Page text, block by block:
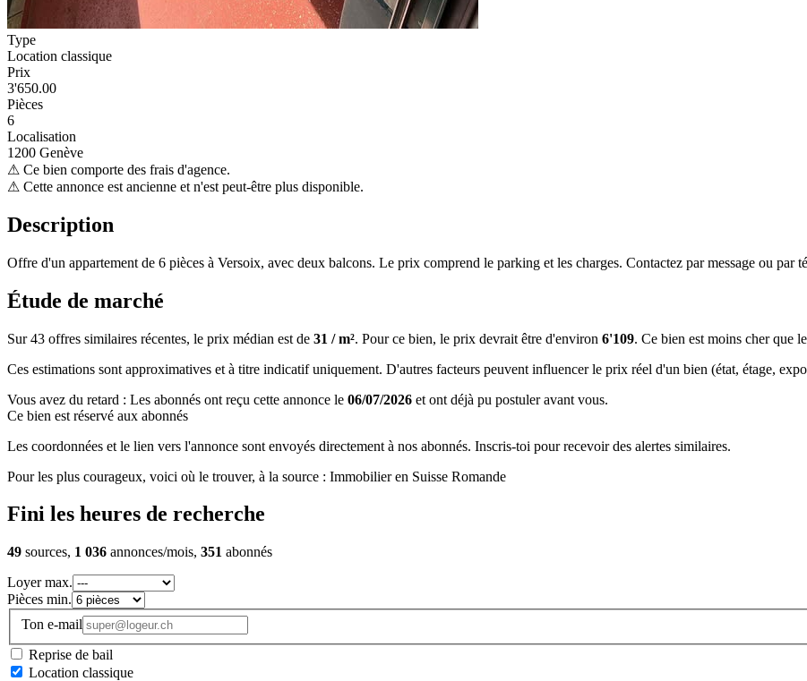
Type
Location classique
Prix
3'650.00
Pièces
6
Localisation
1200 Genève
⚠ Ce bien comporte des frais d'agence.
⚠ Cette annonce est ancienne et n'est peut-être plus disponible.
Description
Offre d'un appartement de 6 pièces à Versoix, avec deux balcons. Le prix comprend le parking et les charges. Contactez par message ou
Étude de marché
Sur 43 offres similaires récentes, le prix médian est de 31 / m². Pour ce bien, le prix devrait être d'environ 6'109. Ce bien est moins cher que
Ces estimations sont approximatives et à titre indicatif uniquement. D'autres facteurs peuvent influencer le prix réel d'un bien (état, étage,
Vous avez du retard : Les abonnés ont reçu cette annonce le 06/07/2026 et ont déjà pu postuler avant vous.
Ce bien est réservé aux abonnés
Les coordonnées et le lien vers l'annonce sont envoyés directement à nos abonnés. Inscris-toi pour recevoir des alertes similaires.
Pour les plus courageux, voici où le trouver, à la source : Immobilier en Suisse Romande
Fini les heures de recherche
49 sources, 1 036 annonces/mois, 351 abonnés
Loyer max.
Pièces min.
Ton e-mail
Reprise de bail
Location classique